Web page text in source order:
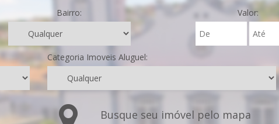
Bairro: Valor:
Categoria Imoveis Aluguel:
Busque seu imóvel pelo mapa